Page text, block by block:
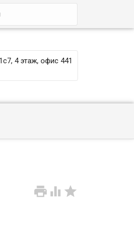
4 этаж, офис 441
  